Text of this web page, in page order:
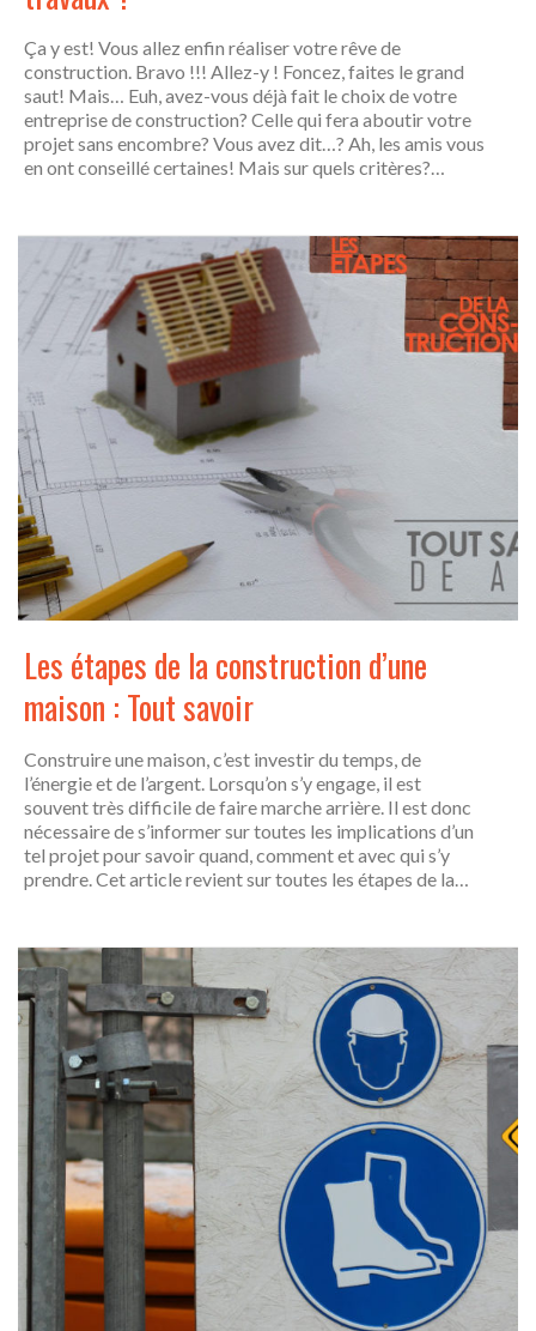
Ça y est! Vous allez enfin réaliser votre rêve de
construction. Bravo !!! Allez-y ! Foncez, faites le grand
saut! Mais… Euh, avez-vous déjà fait le choix de votre
entreprise de construction? Celle qui fera aboutir votre
projet sans encombre? Vous avez dit…? Ah, les amis vous
en ont conseillé certaines! Mais sur quels critères?…
Les étapes de la construction d’une
maison : Tout savoir
Construire une maison, c’est investir du temps, de
l’énergie et de l’argent. Lorsqu’on s’y engage, il est
souvent très difficile de faire marche arrière. Il est donc
nécessaire de s’informer sur toutes les implications d’un
tel projet pour savoir quand, comment et avec qui s’y
prendre. Cet article revient sur toutes les étapes de la…